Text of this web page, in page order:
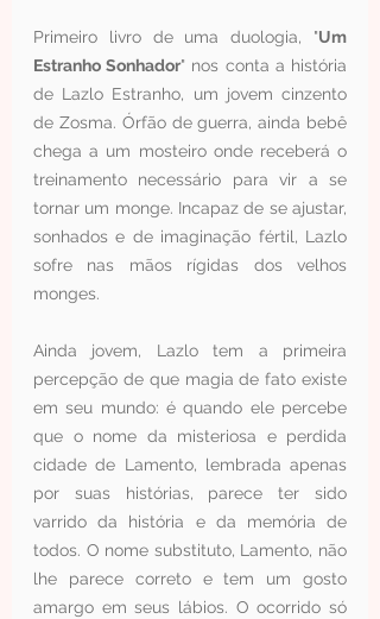
Primeiro livro de uma duologia, "Um
Estranho Sonhador" nos conta a história
de Lazlo Estranho, um jovem cinzento
de Zosma. Órfão de guerra, ainda bebê
chega a um mosteiro onde receberá o
treinamento necessário para vir a se
tornar um monge. Incapaz de se ajustar,
sonhados e de imaginação fértil, Lazlo
sofre nas mãos rígidas dos velhos
monges.
Ainda jovem, Lazlo tem a primeira
percepção de que magia de fato existe
em seu mundo: é quando ele percebe
que o nome da misteriosa e perdida
cidade de Lamento, lembrada apenas
por suas histórias, parece ter sido
varrido da história e da memória de
todos. O nome substituto, Lamento, não
lhe parece correto e tem um gosto
amargo em seus lábios. O ocorrido só